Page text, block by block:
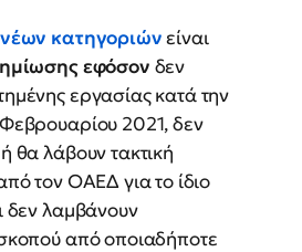
κατηγοριώνείναι
εφόσον δεν
εργασίας κατά την
2021, δεν
θα λάβουν τακτική
τον ΟΑΕΔ για το ίδιο
δεν λαμβάνουν
από οποιαδήποτε